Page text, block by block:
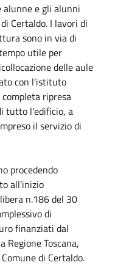
alunne e gli alunni
Certaldo. I lavori di
sono in via di
utile per
delle aule
con l'istituto
ripresa
tutto l'edificio, a
il servizio di
procedendo
all'inizio
n.186 del 30
di
finanziati dal
Regione Toscana,
di Certaldo.